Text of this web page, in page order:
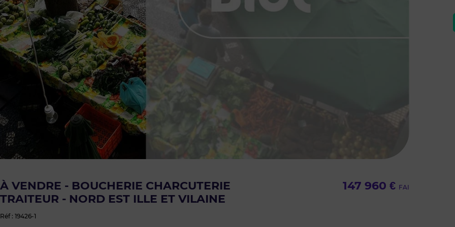
À VENDRE - BOUCHERIE CHARCUTERIE
TRAITEUR - NORD EST ILLE ET VILAINE
Réf : 19426-1
147 960 € FAI